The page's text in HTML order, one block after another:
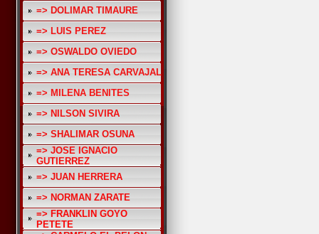
=> DOLIMAR TIMAURE
=> LUIS PEREZ
=> OSWALDO OVIEDO
=> ANA TERESA CARVAJAL
=> MILENA BENITES
=> NILSON SIVIRA
=> SHALIMAR OSUNA
=> JOSE IGNACIO
GUTIERREZ
=> JUAN HERRERA
=> NORMAN ZARATE
=> FRANKLIN GOYO
PETETE